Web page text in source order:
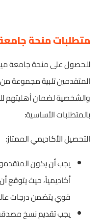
متطلبات منحة
للحصول على منحة جامعة
المتقدمين تلبية مجموعة من
والشخصية لضمان أهليتهم
بالمتطلبات الأساسية:
التحصيل الأكاديمي الممتاز:
يجب أن يكون
أكاديمياً، حيث
قوي يتضمن درجات
يجب تقديم نسخ